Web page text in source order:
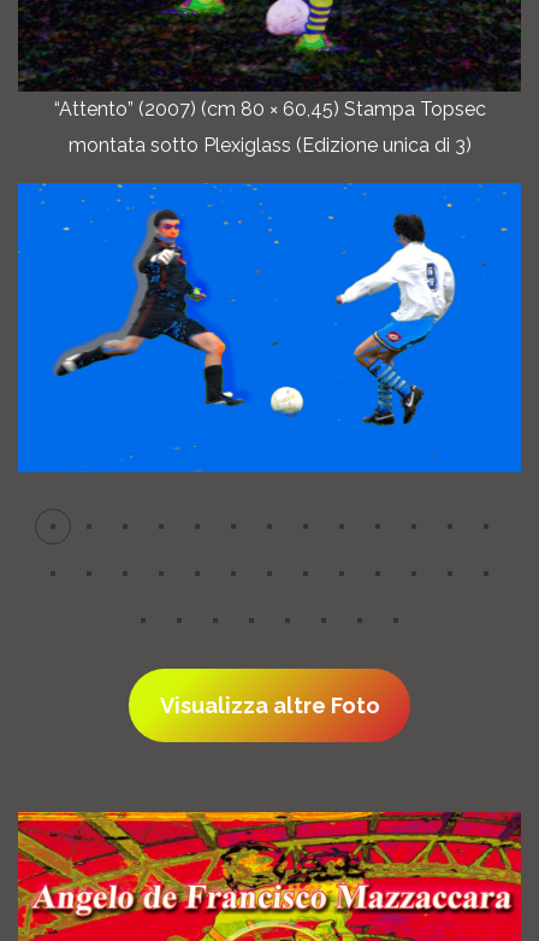
“Attento” (2007) (cm 80 × 60,45) Stampa Topsec
montata sotto Plexiglass (Edizione unica di 3)
Visualizza altre Foto